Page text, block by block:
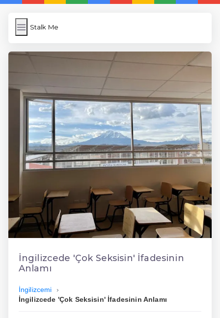
Stalk Me
Stalk Me
WP Cache
Anasayfa
5 Günde İngilizce
İngilizce
Dil Eğitimi
En Hızlı İngilizce
En Kolay İngilizce
En Ucuz İngilizce
En Uygun İngilizce
İngilizcede 'Çok Seksisin' İfadesinin
Anlamı
İngilizcemi
İngilizcede 'Çok Seksisin' İfadesinin Anlamı